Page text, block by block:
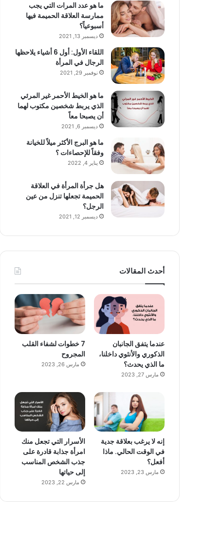
ما هو عدد المرات التي يجب
ممارسة العلاقة الحميمة فيها
أسبوعياً؟
ديسمبر 13, 2021
اللقاء الأول: أول 6 أشياء يلاحظها
الرجال في المرأة
نوفمبر 29, 2021
ما هو الخيط الأحمر غير المرئي
الذي يربط شخصين مكتوب لهما
أن يصبحا معاً
ديسمبر 6, 2021
ما هو البرج الأكثر ميلاً للخيانة
وفقاً للإحصاءات ؟
يناير 4, 2022
هل جرأة المرأة في العلاقة
الحميمة تجعلها تنزل من عين
الرجل؟
ديسمبر 12, 2021
أحدث المقالات
عندما يتفق الجانبان
الذكوري والأنثوي داخلنا،
ما الذي يحدث؟
مارس 27, 2023
7 خطوات لشفاء القلب
المجروح
مارس 26, 2023
إنه لا يرغب بعلاقة جدية
في الوقت الحالي. ماذا
أفعل؟
مارس 23, 2023
الأسرار التي تجعل منك
امرأة جذابة قادرة على
جذب الشخص المناسب
إلى حياتها
مارس 22, 2023